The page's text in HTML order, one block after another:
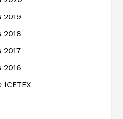
2019
2018
2017
2016